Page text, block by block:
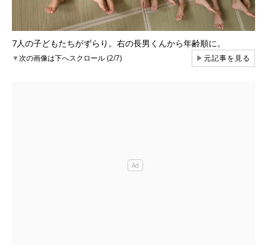
7人の子どもたちがずらり。右の長男くんから年齢順に。
▼次の画像は下へスクロール (2/7) ▶元記事を見る